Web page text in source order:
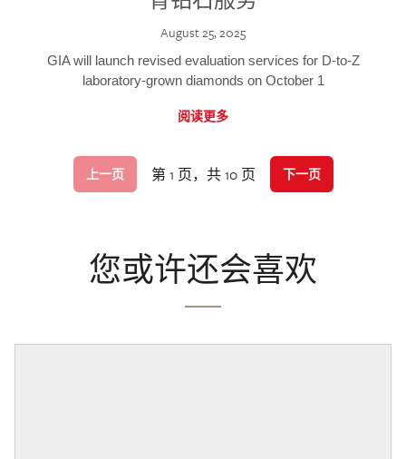
August 25, 2025
GIA will launch revised evaluation services for D-to-Z
laboratory-grown diamonds on October 1
阅读更多
上一页 第 1 页，共 10 页 下一页
您或许还会喜欢